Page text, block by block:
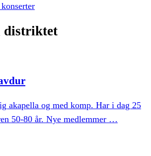
distriktet
akapella og med komp. Har i dag 25
50-80 år. Nye medlemmer …